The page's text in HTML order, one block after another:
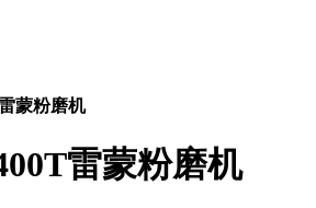
蒙粉磨机
雷蒙粉磨机